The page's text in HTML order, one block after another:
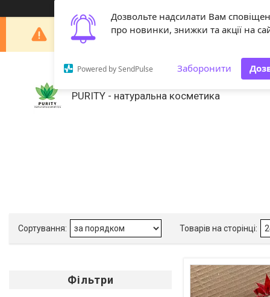
Дозвольте надсилати Вам
про новинки, знижки та акції на
Powered by SendPulse Заборонити
Шановні покупці! З 29 липня по 18 серпня наша
PURITY - натуральна косметика
Фільтри